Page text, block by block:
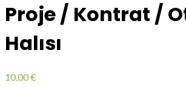
Proje / Kontrat /
Halısı
10,00€